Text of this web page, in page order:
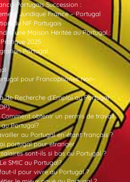
Portugais Succession :
Juridique France – Portugal
du NIF Portugais
une Maison Héritée au Portugal :
2025
Portugal
pour Francophones Non-
de Recherche d’Emploi au Portugal
Comment obtenir un permis de travail
au Portugal?
au Portugal en étant français ?
portugal pour etranger
sont-ils si bas au Portugal ?
SMIC au Portugal?
il pour vivre au Portugal ?